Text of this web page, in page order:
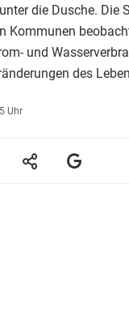
die Dusche. Die
Kommunen
und
des
Uhr